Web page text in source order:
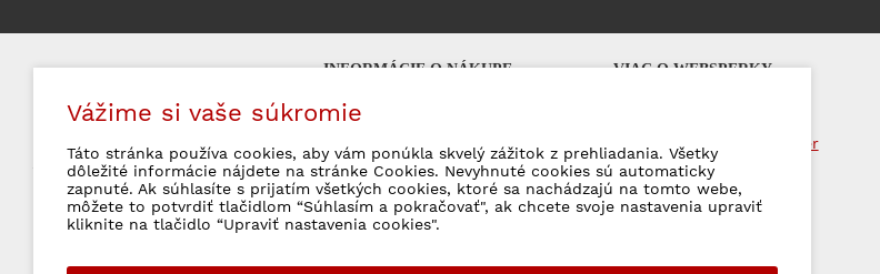
Značkové šperky milujeme!
INFORMÁCIE O NÁKUPE
Najčastejšie otázky (FAQ)
Možnosti platby
Poštovné a doprava
Obchodné podmienky
Vrátenie tovaru a reklamácie
VIAC O WEBSPERKY
Veľkoobchod a veľkoodber
Kontakty
Vážime si vaše súkromie
Táto stránka používa cookies, aby vám ponúkla skvelý zážitok z prehliadania. Všetky
dôležité informácie nájdete na stránke Cookies. Nevyhnuté cookies sú automaticky
zapnuté. Ak súhlasíte s prijatím všetkých cookies, ktoré sa nachádzajú na tomto webe,
môžete to potvrdiť tlačidlom “Súhlasím a pokračovať", ak chcete svoje nastavenia upraviť
kliknite na tlačidlo “Upraviť nastavenia cookies".